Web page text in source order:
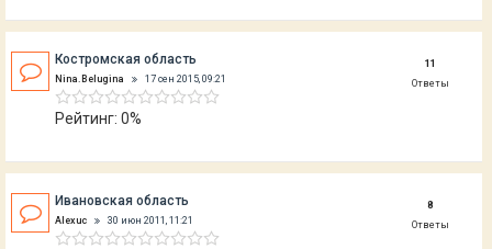
Костромская область
Nina.Belugina 17 сен 2015, 09:21
Рейтинг: 0%
11
Ответы
Ивановская область
Alexuc 30 июн 2011, 11:21
8
Ответы